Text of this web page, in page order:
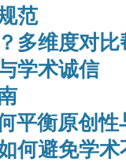
范
多维度对
学术诚信
平衡原创
何避免学